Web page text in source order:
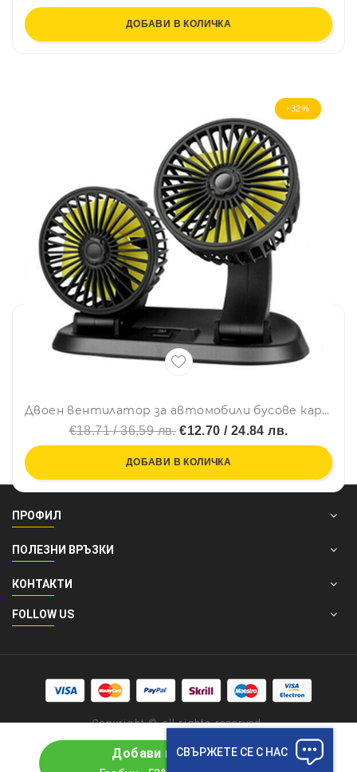
Добави в количката
ДОБАВИ В КОЛИЧКА
-32%
Двоен вентилатор за автомобили бусове каравани 12V
€18.71 / 36.59 лв.€12.70 / 24.84 лв.
ДОБАВИ В КОЛИЧКА
ПРОФИЛ
ПОЛЕЗНИ ВРЪЗКИ
КОНТАКТИ
FOLLOW US
Copyright © all rights reserved.
СВЪРЖЕТЕ СЕ С НАС